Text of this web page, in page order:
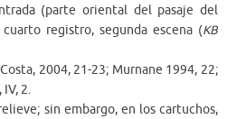
(parte oriental del pasaje del
registro, segunda escena (KB
Costa, 2004, 21-23; Murnane 1994, 22;
2.
sin embargo, en los cartuchos,